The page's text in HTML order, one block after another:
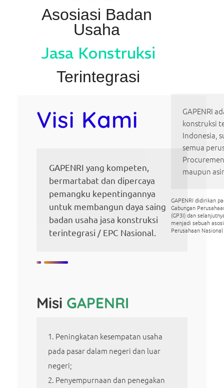
Asosiasi Badan
Usaha
Jasa Konstruksi
Terintegrasi
GAPENRI
konstruksi
Indonesia,
semua
maupun
GAPENRI didirikan
Gabungan
(GP3I) dan
menjadi sebuah
Perusahaan
Visi Kami
GAPENRI yang kompeten,
bermartabat dan dipercaya
pemangku kepentingannya
untuk membangun daya saing
badan usaha jasa konstruksi
terintegrasi / EPC Nasional.
Misi GAPENRI
Peningkatan kesempatan usaha
pada pasar dalam negeri dan luar
negeri;
Penyempurnaan dan penegakan